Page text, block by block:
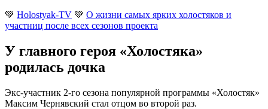
💚 Holostyak-TV 💚 О жизни самых ярких холостяков и
участниц после всех сезонов проекта
У главного героя «Холостяка»
родилась дочка
Экс-участник 2-го сезона популярной программы «Холостяк»
Максим Чернявский стал отцом во второй раз.